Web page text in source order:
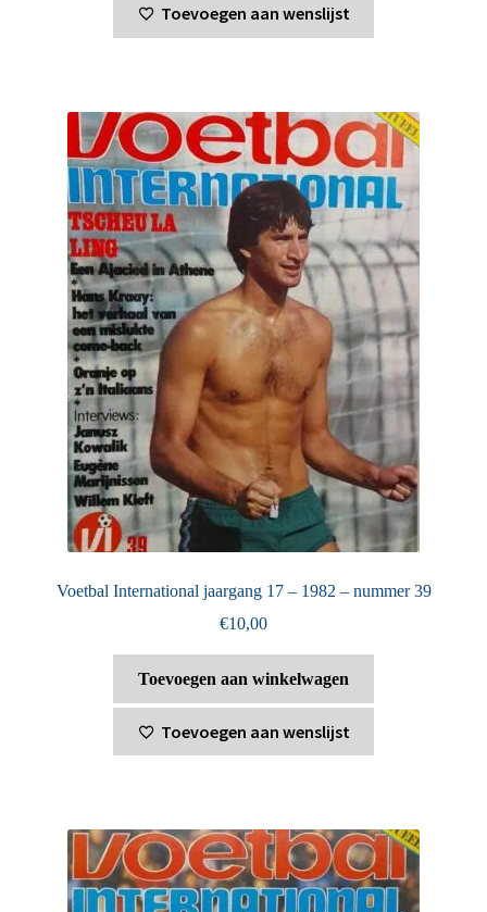
Toevoegen aan wenslijst
Voetbal International jaargang 17 – 1982 – nummer 39
€10,00
Toevoegen aan winkelwagen
Toevoegen aan wenslijst